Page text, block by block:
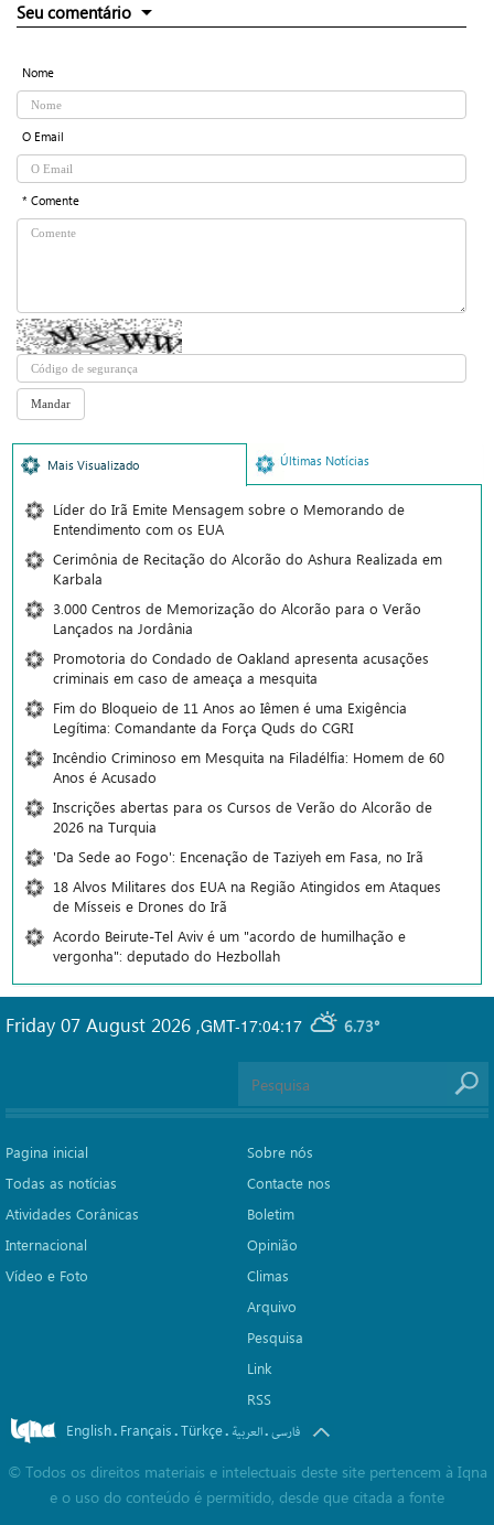
Seu comentário
Nome
O Email
* Comente
Mais Visualizado Últimas Notícias
Líder do Irã Emite Mensagem sobre o Memorando de
Entendimento com os EUA
Cerimônia de Recitação do Alcorão do Ashura Realizada em
Karbala
3.000 Centros de Memorização do Alcorão para o Verão
Lançados na Jordânia
Promotoria do Condado de Oakland apresenta acusações
criminais em caso de ameaça a mesquita
Fim do Bloqueio de 11 Anos ao Iêmen é uma Exigência
Legítima: Comandante da Força Quds do CGRI
Incêndio Criminoso em Mesquita na Filadélfia: Homem de 60
Anos é Acusado
Inscrições abertas para os Cursos de Verão do Alcorão de
2026 na Turquia
'Da Sede ao Fogo': Encenação de Taziyeh em Fasa, no Irã
18 Alvos Militares dos EUA na Região Atingidos em Ataques
de Mísseis e Drones do Irã
Acordo Beirute-Tel Aviv é um "acordo de humilhação e
vergonha": deputado do Hezbollah
GMT-17:04:17 6.73°
Friday 07 August 2026 ,
Pagina inicial
Todas as notícias
Atividades Corânicas
Internacional
Vídeo e Foto
Sobre nós
Contacte nos
Boletim
Opinião
Climas
Arquivo
Pesquisa
Link
RSS
English. Français.Türkçe. العربیة.فارسی
© Todos os direitos materiais e intelectuais deste site pertencem à Iqna
e o uso do conteúdo é permitido, desde que citada a fonte